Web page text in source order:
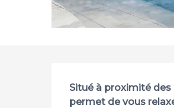
Description
Situé à proximité
permet de vous